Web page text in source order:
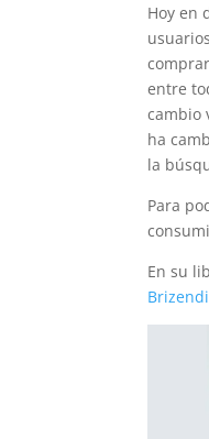
Hoy en
entre
cambio
ha
la
Para
En su